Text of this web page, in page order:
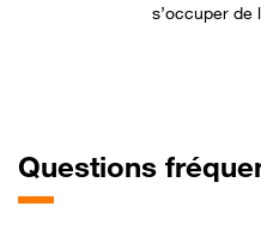
s’occuper de
Questions